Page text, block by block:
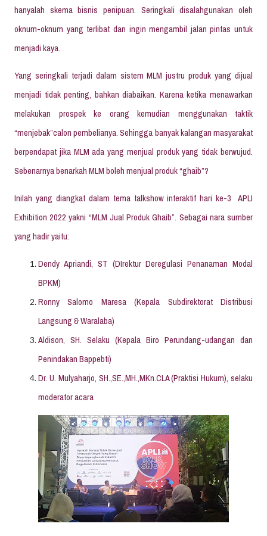
hanyalah skema bisnis penipuan. Seringkali disalahgunakan oleh
oknum-oknum yang terlibat dan ingin mengambil jalan pintas untuk
menjadi kaya.
Yang seringkali terjadi dalam sistem MLM justru produk yang dijual
menjadi tidak penting, bahkan diabaikan. Karena ketika menawarkan
melakukan prospek ke orang kemudian menggunakan taktik
“menjebak”calon pembelianya. Sehingga banyak kalangan masyarakat
berpendapat jika MLM ada yang menjual produk yang tidak berwujud.
Sebenarnya benarkah MLM boleh menjual produk “ghaib”?
Inilah yang diangkat dalam tema talkshow interaktif hari ke-3 APLI
Exhibition 2022 yakni “MLM Jual Produk Ghaib”. Sebagai nara sumber
yang hadir yaitu:
Dendy Apriandi, ST (DIrektur Deregulasi Penanaman Modal
BPKM)
Ronny Salomo Maresa (Kepala Subdirektorat Distribusi
Langsung & Waralaba)
Aldison, SH. Selaku (Kepala Biro Perundang-udangan dan
Penindakan Bappebti)
Dr. U. Mulyaharjo, SH.,SE.,MH.,MKn.CLA (Praktisi Hukum), selaku
moderator acara